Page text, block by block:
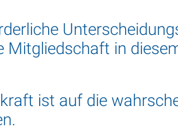
in
ist auf die